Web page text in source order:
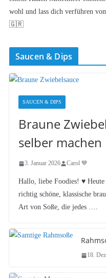
wohl und lass dich verführen
🇬🇷
Saucen & Dips
SAUCEN & DIPS
Braune
selber machen
3. Januar 2026 Carol 💙
Hallo, liebe Foodies! ♥︎
richtig schöne, klassische
Art von Soße, die jedes ….
18.